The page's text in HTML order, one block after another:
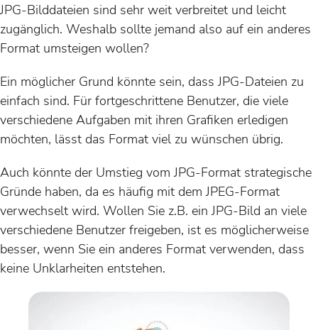
JPG-Bilddateien sind sehr weit verbreitet und leicht
zugänglich. Weshalb sollte jemand also auf ein anderes
Format umsteigen wollen?
Ein möglicher Grund könnte sein, dass JPG-Dateien zu
einfach sind. Für fortgeschrittene Benutzer, die viele
verschiedene Aufgaben mit ihren Grafiken erledigen
möchten, lässt das Format viel zu wünschen übrig.
Auch könnte der Umstieg vom JPG-Format strategische
Gründe haben, da es häufig mit dem JPEG-Format
verwechselt wird. Wollen Sie z.B. ein JPG-Bild an viele
verschiedene Benutzer freigeben, ist es möglicherweise
besser, wenn Sie ein anderes Format verwenden, dass
keine Unklarheiten entstehen.